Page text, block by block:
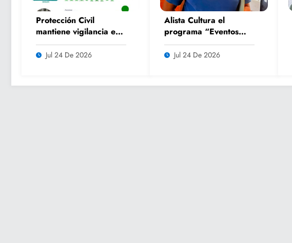
Protección Civil
mantiene vigilancia en
parajes turísticos y
llama a respetar
Jul 24 De 2026
Alista Cultura el
programa “Eventos
Culturales de Verano
2026” para impulsar
Jul 24 De 2026